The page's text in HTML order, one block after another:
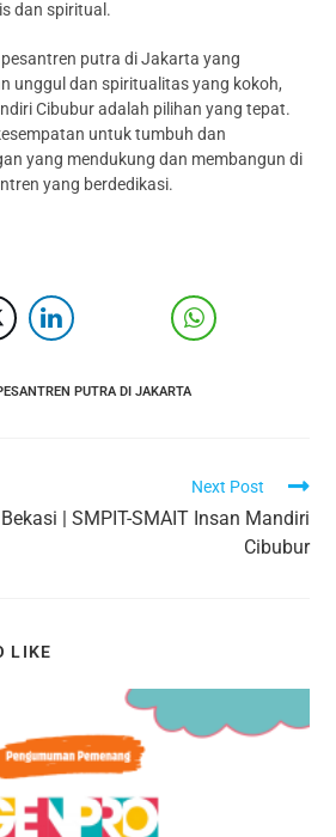
dan spiritual.
putra di Jakarta yang
unggul dan spiritualitas yang kokoh,
Cibubur adalah pilihan yang tepat.
untuk tumbuh dan
yang mendukung dan membangun di
yang berdedikasi.
PUTRA DI JAKARTA
Next Post
| SMPIT-SMAIT Insan Mandiri
Cibubur
LIKE